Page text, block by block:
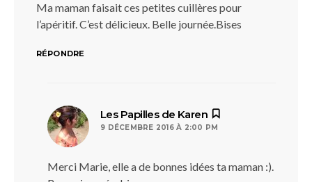
Ma maman faisait ces petites cuillères pour
l’apéritif. C’est délicieux. Belle journée.Bises
RÉPONDRE
Les Papilles de Karen
9 DÉCEMBRE 2016 À 2:00 PM
Merci Marie, elle a de bonnes idées ta maman :).